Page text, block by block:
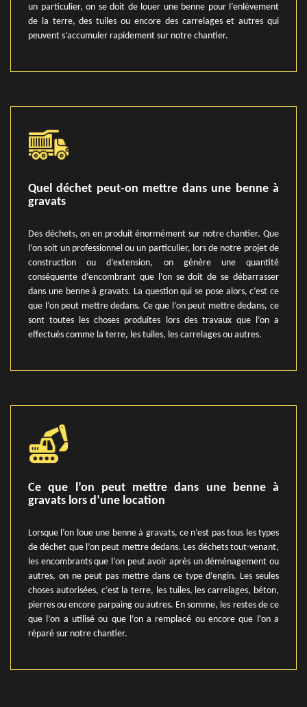
un particulier, on se doit de louer une benne pour l’enlèvement
de la terre, des tuiles ou encore des carrelages et autres qui
peuvent s’accumuler rapidement sur notre chantier.
Quel déchet peut-on mettre dans une benne à
gravats
Des déchets, on en produit énormément sur notre chantier. Que
l’on soit un professionnel ou un particulier, lors de notre projet de
construction ou d’extension, on génère une quantité
conséquente d’encombrant que l’on se doit de se débarrasser
dans une benne à gravats. La question qui se pose alors, c’est ce
que l’on peut mettre dedans. Ce que l’on peut mettre dedans, ce
sont toutes les choses produites lors des travaux que l’on a
effectués comme la terre, les tuiles, les carrelages ou autres.
Ce que l’on peut mettre dans une benne à
gravats lors d’une location
Lorsque l’on loue une benne à gravats, ce n’est pas tous les types
de déchet que l’on peut mettre dedans. Les déchets tout-venant,
les encombrants que l’on peut avoir après un déménagement ou
autres, on ne peut pas mettre dans ce type d’engin. Les seules
choses autorisées, c’est la terre, les tuiles, les carrelages, béton,
pierres ou encore parpaing ou autres. En somme, les restes de ce
que l’on a utilisé ou que l’on a remplacé ou encore que l’on a
réparé sur notre chantier.